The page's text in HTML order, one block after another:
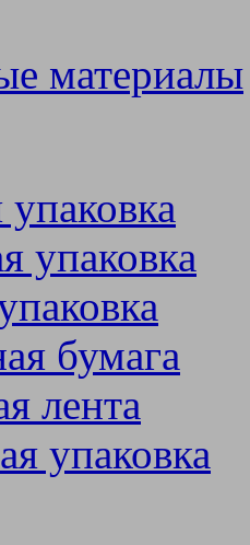
материалы
упаковка
бумага
лента
упаковка